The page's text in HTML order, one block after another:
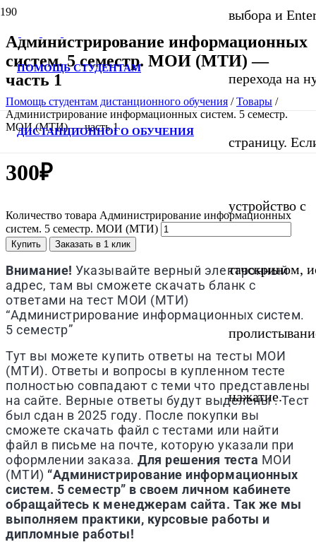
ПОМОЩЬ СТУДЕНТАМ
ДИСТАНЦИОННОГО ОБУЧЕНИЯ
выбора и
перехода на
страницу.
устройство с
тачскрином,
нажатие.
Администрирование информационных
систем. 5 семестр. МОИ (МТИ) —
часть 1
Помощь студентам дистанционного обучения /Товары /
Администрирование информационных систем. 5 семестр.
МОИ (МТИ) — часть 1
300₽
Количество товара Администрирование информационных
систем. 5 семестр. МОИ (МТИ)
Купить Заказать в 1 клик
Внимание! Указывайте верный электронный
адрес, там вы сможете скачать бланк с
ответами на тест МОИ (МТИ)
“Администрирование информационных систем.
5 семестр”
Тут вы можете купить ответы на тесты МОИ
(МТИ). Ответы и вопросы в купленном тесте
полностью совпадают с теми что представлены
на сайте. Верные ответы будут выделены . Тест
был сдан в 2025 году. После покупки вы
сможете скачать файл с тестами или найти
файл в письме на почте, которую указали при
оформлении заказа.Для решения теста МОИ
(МТИ) “Администрирование информационных
систем. 5 семестр” в своем личном кабинете
обращайтесь к менеджерам сайта. Так же мы
выполняем практики, курсовые работы и
дипломные работы!